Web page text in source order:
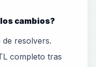
cambios?
de resolvers.
completo tras